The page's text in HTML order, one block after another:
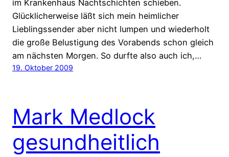
im Krankenhaus Nachtschichten schieben.
Glücklicherweise läßt sich mein heimlicher
Lieblingssender aber nicht lumpen und wiederholt
die große Belustigung des Vorabends schon gleich
am nächsten Morgen. So durfte also auch ich,…
19. Oktober 2009
Mark Medlock
gesundheitlich